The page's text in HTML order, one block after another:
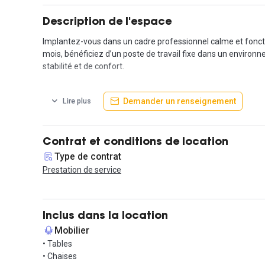
Description de l'espace
Implantez-vous dans un cadre professionnel calme et
mois, bénéficiez d’un poste de travail fixe dans un
stabilité et de confort.
Ce lieu de travail vous offre un cadre convivial et bien
avec une communauté de professionnels installés sur place.
Découvrez un espace de travail haut de gamme pensé
pour vos événements, de salles de réunion modernes,
matériaux premium, des parkings VL et vélos avec
Situé à proximité immédiate de l’hôpital Édouard Herriot,
Rejoignez un espace qui combine accessibilité,
Contactez-nous pour planifier une visite.
Lire plus Demander un renseignement
Contrat et conditions de location
Type de contrat
Prestation de service
Inclus dans la location
Mobilier
• Tables
• Chaises